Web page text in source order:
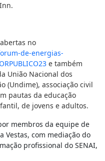
no
de-energias-
e também
União Nacional dos
(Undime), associação civil
pautas da educação
de jovens e adultos.
membros da equipe de
Vestas, com mediação do
profissional do SENAI,